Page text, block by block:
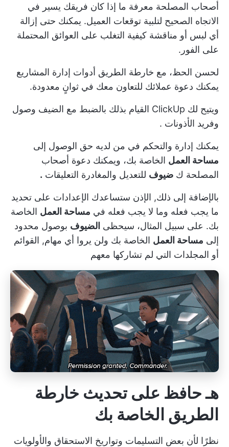
أصحاب المصلحة معرفة ما إذا كان فريقك يسير في
الاتجاه الصحيح لتلبية توقعات العميل. يمكنك حتى إزالة
أي لبس أو مناقشة كيفية التغلب على العوائق المحتملة
على الفور.
لحسن الحظ، مع خارطة الطريق أدوات إدارة المشاريع
يمكنك دعوة عملائك للتعاون معك في ثوانٍ معدودة.
ويتيح لك ClickUp القيام بذلك بالضبط مع الضيف وصول
وفريد الأذونات .
يمكنك إدارة والتحكم في من لديه حق الوصول إلى
مساحة العمل الخاصة بك، ويمكنك دعوة أصحاب
المصلحة ك ضيوف للتعديل والمغادرة التعليقات .
بالإضافة إلى ذلك, الإذن ستساعدك الإعدادات على تحديد
ما يجب فعله وما لا يجب فعله في مساحة العمل الخاصة
بك. على سبيل المثال، سيحظى الضيوف بوصول محدود
إلى مساحة العمل الخاصة بك ولن يروا أي مهام, القوائم
أو المجلدات التي لم تشاركها معهم
هـ حافظ على تحديث خارطة
الطريق الخاصة بك
نظرًا لأن بعض التسليمات وتواريخ الاستحقاق والأولويات